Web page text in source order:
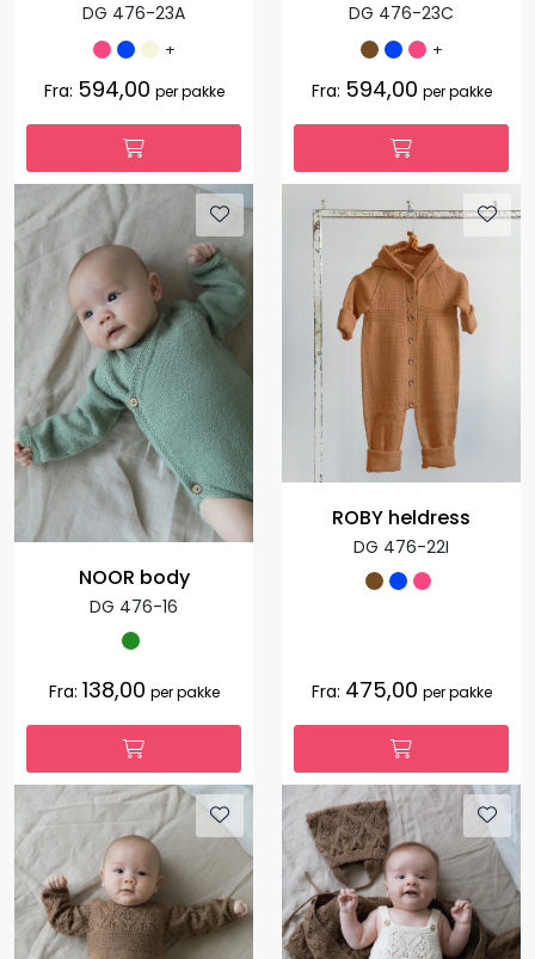
DG 476-23A
+
Fra: 594,00 per pakke
DG 476-23C
+
Fra: 594,00 per pakke
NOOR body
DG 476-16
Fra: 138,00 per pakke
ROBY heldress
DG 476-22I
Fra: 475,00 per pakke